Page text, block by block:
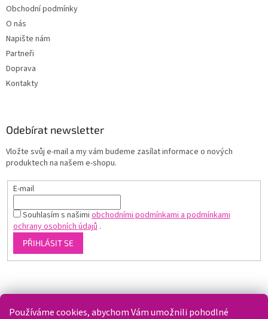
Používáme cookies, abychom Vám umožnili pohodlné
Obchodní podmínky
O nás
Napište nám
Partneři
Doprava
Kontakty
Odebírat newsletter
Vložte svůj e-mail a my vám budeme zasílat informace o nových
produktech na našem e-shopu.
E-mail
Souhlasím s našimiobchodními podmínkami a podmínkami
ochrany osobních údajů.
PŘIHLÁSIT SE